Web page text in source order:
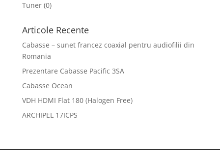
Tuner (0)
Articole Recente
Cabasse – sunet francez coaxial pentru audiofilii din
Romania
Prezentare Cabasse Pacific 3SA
Cabasse Ocean
VDH HDMI Flat 180 (Halogen Free)
ARCHIPEL 17ICPS